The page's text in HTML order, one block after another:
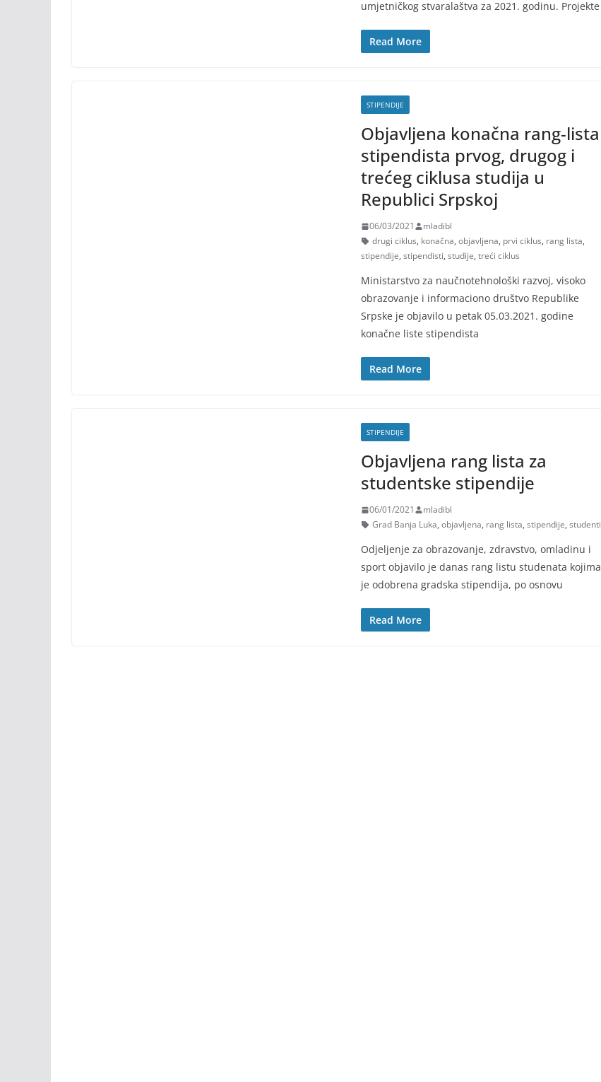
umjetničkog stvaralaštva za 2021. godinu. Projekte
Read More
STIPENDIJE
Objavljena konačna rang-lista
stipendista prvog, drugog i
trećeg ciklusa studija u
Republici Srpskoj
06/03/2021
mladibl
drugi ciklus, konačna, objavljena, prvi ciklus, rang lista,
stipendije, stipendisti, studije, treći ciklus
​Ministarstvo za naučnotehnološki razvoj, visoko
obrazovanje i informaciono društvo Republike
Srpske je objavilo u petak 05.03.2021. godine
konačne liste stipendista
Read More
STIPENDIJE
Objavljena rang lista za
studentske stipendije
06/01/2021
mladibl
Grad Banja Luka, objavljena, rang lista, stipendije, studenti
Odjeljenje za obrazovanje, zdravstvo, omladinu i
sport objavilo je danas rang listu studenata kojima
je odobrena gradska stipendija, po osnovu
Read More